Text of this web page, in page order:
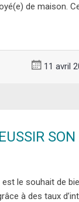
de maison.
11 avril
le souhait de
à des taux